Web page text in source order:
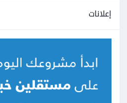
إعلانات